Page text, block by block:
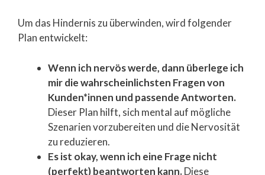
Um das Hindernis zu überwinden, wird folgender
Plan entwickelt:
Wenn ich nervös werde, dann überlege ich
mir die wahrscheinlichsten Fragen von
Kunden*innen und passende Antworten.
Dieser Plan hilft, sich mental auf mögliche
Szenarien vorzubereiten und die Nervosität
zu reduzieren.
Es ist okay, wenn ich eine Frage nicht
(perfekt) beantworten kann.Diese